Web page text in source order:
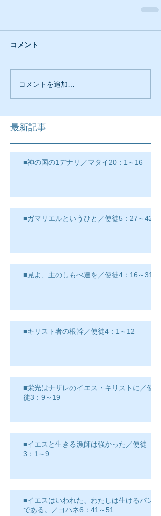
コメント
コメントを追加…
最新記事
■神の国の1デナリ／マタイ20：1～16
■ガマリエルというひと／使徒5：27～42
■見よ、主のしもべ達を／使徒4：16～31
■キリスト者の根幹／使徒4：1～12
■栄光はナザレのイエス・キリストに／使
徒3：9～19
■イエスと生きる漁師は強かった／使徒
3：1～9
■イエスはいわれた、わたしは生けるパン
である。／ヨハネ6：41～51